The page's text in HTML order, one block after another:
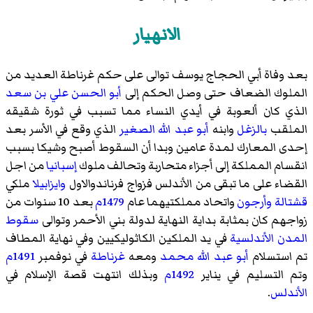
الانهيار
بعد وفاة أبي الحجاج يوسف توالى على حكم غرناطة العديد من
الملوك الضعاف حتى وصل الحكم إلى أبو الحسن علي بن سعد
الذي كان ألعوبة في أيدي النساء مما تسبب في ثورة شقيقه
الملقب بالزغل وابنه أبو عبد الله الصغير الذي وقع في الأسر بعد
إحدى المعارك لمدة عامين وبدا أن السقوط أصبح وشيكا بسبب
انقسام المملكة إلى أجزاء متحاربة وتحالف ملوكإسبانيامن اجل
القضاء على ما تبقى من الأندلس فزواج فرناندوالاول وايزابيلاملكي
قشتالة وأرجونواتحاد مملكتيهما عام 1479م
بعد 10 سنوات من
زواجهم كان بمثابة بداية النهاية لدولة بني الأحمر وتوالى سقوط
المدن الأندلسيةفي يد الملكين الكاثوليكيين وفي نهاية المطاف
تم استسلام أبو عبد الله محمد ومعه غرناطة في نوفمبر 1491م
وتم التسليم في يناير 1492م
وبذلك انتهت قصة الإسلام في
الأندلس.